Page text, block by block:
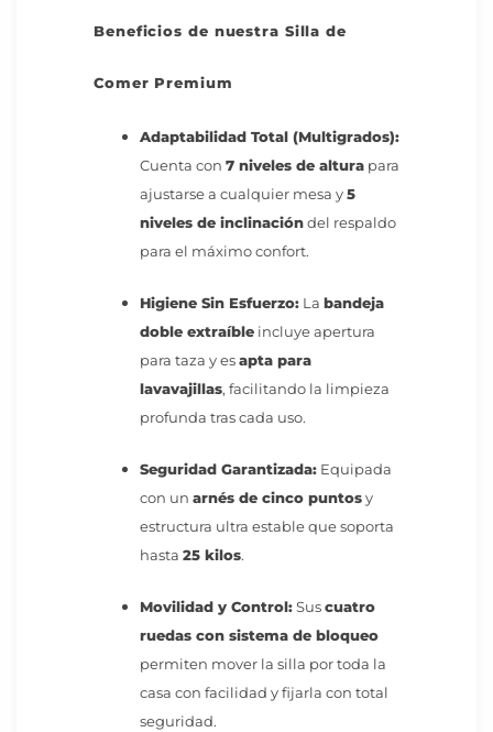
Beneficios de nuestra Silla de
Comer Premium
Adaptabilidad Total (Multigrados):
Cuenta con 7 niveles de altura para
ajustarse a cualquier mesa y5
niveles de inclinacióndel respaldo
para el máximo confort.
Higiene Sin Esfuerzo: La bandeja
doble extraíble incluye apertura
para taza y esapta para
lavavajillas, facilitando la limpieza
profunda tras cada uso.
Seguridad Garantizada: Equipada
con un arnés de cinco puntosy
estructura ultra estable que soporta
hasta 25 kilos.
Movilidad y Control:Suscuatro
ruedas con sistema de bloqueo
permiten mover la silla por toda la
casa con facilidad y fijarla con total
seguridad.